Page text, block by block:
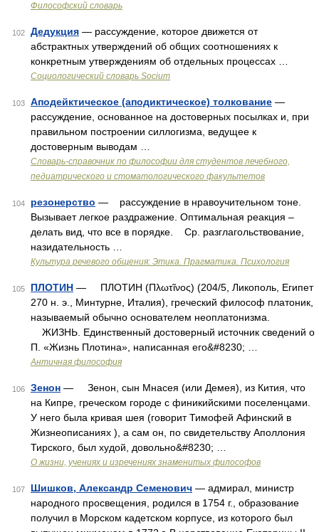
Философский словарь
102 Дедукция — рассуждение, которое движется от
абстрактных утверждений об общих соотношениях к
конкретным утверждениям об отдельных процессах …
Социологический словарь Socium
103 Аподейктическое (аподиктическое) толкование —
рассуждение, основанное на достоверных посылках и, при
правильном построении силлогизма, ведущее к
достоверным выводам …
Словарь-справочник по философии для студентов лечебного,
педиатрического и стоматологического факультетов
104 резонерство — рассуждение в нравоучительном тоне.
Вызывает легкое раздражение. Оптимальная реакция –
делать вид, что все в порядке. Ср. разглагольствование,
назидательность …
Культура речевого общения: Этика. Прагматика. Психология
105 ПЛОТИН — ПЛОТИН (Πλωτῖνος) (204/5, Ликополь, Египет
270 н. э., Минтурне, Италия), греческий философ платоник,
называемый обычно основателем неоплатонизма.
ЖИЗНЬ. Единственный достоверный источник сведений о
П. «Жизнь Плотина», написанная его&#8230; …
Античная философия
106 Зенон — Зенон, сын Мнасея (или Демея), из Кития, что
на Кипре, греческом городе с финикийскими поселенцами.
У него была кривая шея (говорит Тимофей Афинский в
Жизнеописаниях ), а сам он, по свидетельству Аполлония
Тирского, был худой, довольно&#8230; …
О жизни, учениях и изречениях знаменитых философов
107 Шишков, Александр Семенович — адмирал, министр
народного просвещения, родился в 1754 г., образование
получил в Морском кадетском корпусе, из которого был